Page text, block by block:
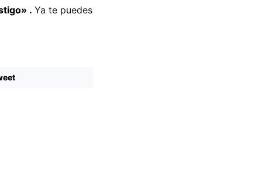
. Ya te puedes